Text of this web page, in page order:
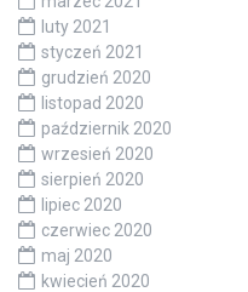
luty 2021
styczeń 2021
grudzień 2020
listopad 2020
październik 2020
wrzesień 2020
sierpień 2020
lipiec 2020
czerwiec 2020
maj 2020
kwiecień 2020